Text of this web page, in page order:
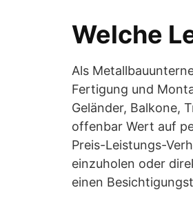
Welche
Als
Fertigung und
Geländer, Balkone,
offenbar Wert auf
Preis-Leistungs-
einzuholen oder
einen